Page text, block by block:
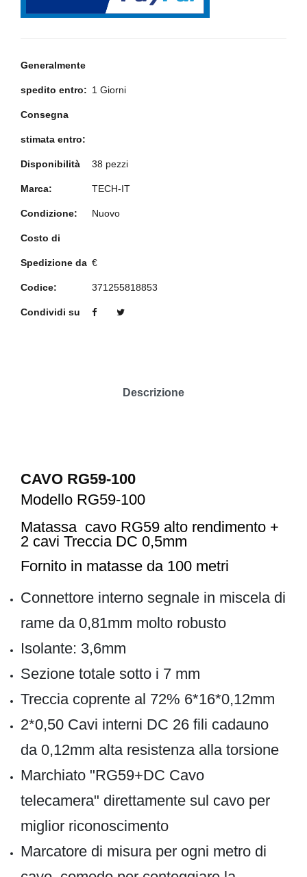
Generalmente
spedito entro: 1 Giorni
Consegna
stimata entro:
Disponibilità 38 pezzi
Marca: TECH-IT
Condizione: Nuovo
Costo di
Spedizione da €
Codice: 371255818853
Condividi su
Descrizione
CAVO RG59-100
Modello RG59-100
Matassa cavo RG59 alto rendimento +
2 cavi Treccia DC 0,5mm
Fornito in matasse da 100 metri
Connettore interno segnale in miscela di
rame da 0,81mm molto robusto
Isolante: 3,6mm
Sezione totale sotto i 7 mm
Treccia coprente al 72% 6*16*0,12mm
2*0,50 Cavi interni DC 26 fili cadauno
da 0,12mm alta resistenza alla torsione
Marchiato "RG59+DC Cavo
telecamera" direttamente sul cavo per
miglior riconoscimento
Marcatore di misura per ogni metro di